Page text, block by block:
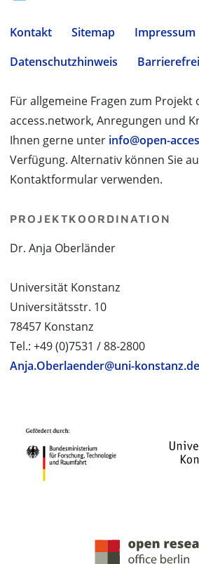
Kontakt Sitemap
Impressum
Datenschutzhinweis
Für allgemeine Fragen zum Projekt
access.network, Anregungen und
Ihnen gerne unter info@open-
Verfügung. Alternativ können Sie
Kontaktformular verwenden.
PROJEKTKOORDINATION
Dr. Anja Oberländer
Universität Konstanz
Universitätsstr. 10
78457 Konstanz
Tel.: +49 (0)7531 / 88-2800
Anja.Oberlaender@uni-konstanz.de